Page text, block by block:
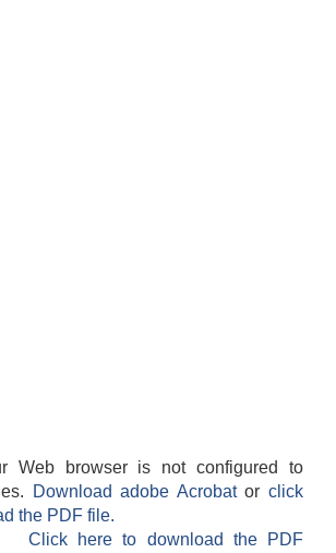
Web browser is not configured to
Download adobe Acrobatorclick
the PDF file.
Click here to download the PDF